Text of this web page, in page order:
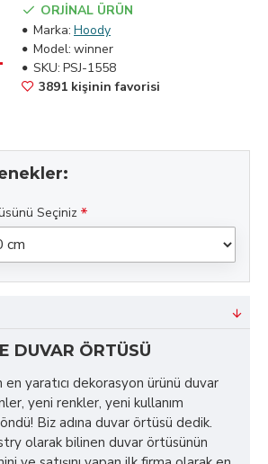
ORJİNAL ÜRÜN
Marka: Hoody
Model: winner
SKU: PSJ-1558
3891 kişinin favorisi
Seçiniz
DUVAR ÖRTÜSÜ
yaratıcı dekorasyon ürünü duvar
yeni renkler, yeni kullanım
Biz adına duvar örtüsü dedik.
olarak bilinen duvar örtüsünün